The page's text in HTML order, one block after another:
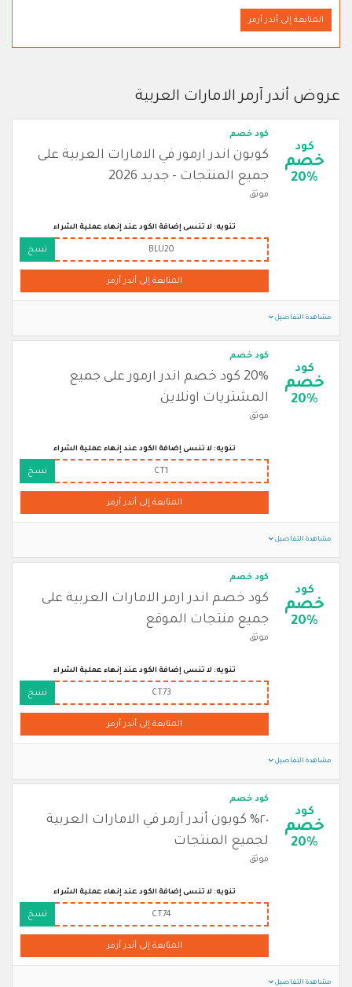
المتابعة إلى أندر آرمر
عروض أندر آرمر الامارات العربية
كود
خصم
20%
كود خصم
كوبون اندر ارمور في الامارات العربية على
جميع المنتجات - جديد 2026
موثق
تنويه: لا تنسى إضافة الكود عند إنهاء عملية الشراء
BLU20 نسخ
المتابعة إلى أندر آرمر
مشاهدة التفاصيل
كود
خصم
20%
كود خصم
20% كود خصم اندر ارمور على جميع
المشتريات اونلاين
موثق
تنويه: لا تنسى إضافة الكود عند إنهاء عملية الشراء
CT1 نسخ
المتابعة إلى أندر آرمر
مشاهدة التفاصيل
كود
خصم
20%
كود خصم
كود خصم اندر ارمر الامارات العربية على
جميع منتجات الموقع
موثق
تنويه: لا تنسى إضافة الكود عند إنهاء عملية الشراء
CT73 نسخ
المتابعة إلى أندر آرمر
مشاهدة التفاصيل
كود
خصم
20%
كود خصم
٢٠% كوبون أندر آرمر في الامارات العربية
لجميع المنتجات
موثق
تنويه: لا تنسى إضافة الكود عند إنهاء عملية الشراء
CT74 نسخ
المتابعة إلى أندر آرمر
مشاهدة التفاصيل